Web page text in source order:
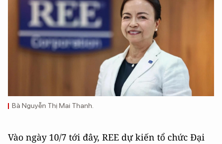
Bà Nguyễn Thị Mai Thanh.
Vào ngày 10/7 tới đây, REE dự kiến tổ chức Đại